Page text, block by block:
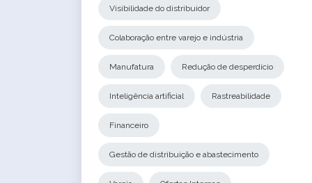
Visibilidade do distribuidor
Colaboração entre varejo e indústria
Manufatura Redução de desperdício
Inteligência artificial Rastreabilidade
Financeiro
Gestão de distribuição e abastecimento